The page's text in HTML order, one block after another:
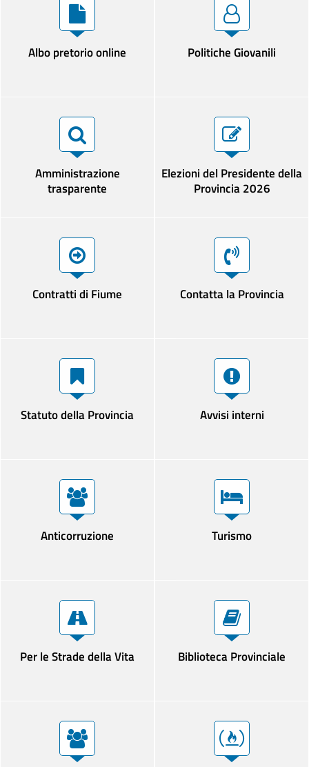
Albo pretorio online Politiche Giovanili
Amministrazione
trasparente
Elezioni del Presidente della
Provincia 2026
Contratti di Fiume Contatta la Provincia
Statuto della Provincia Avvisi interni
Anticorruzione Turismo
Per le Strade della Vita Biblioteca Provinciale